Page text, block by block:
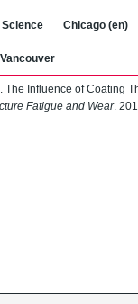
Chicago (en)
Vancouver
The Influence of Coating
Fatigue and Wear.